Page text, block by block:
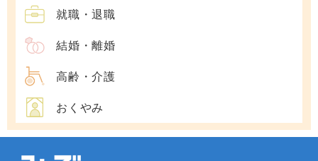
就職・退職
結婚・離婚
高齢・介護
おくやみ